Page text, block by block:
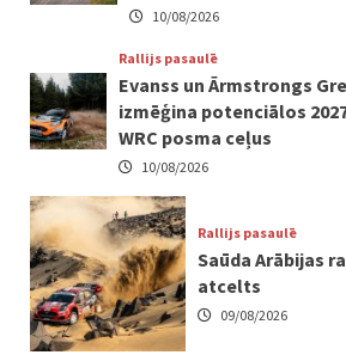
10/08/2026
Rallijs pasaulē
Evanss un Ārmstrongs
izmēģina potenciālos
WRC posma ceļus
10/08/2026
Rallijs pasaulē
Saūda Arābijas
atcelts
09/08/2026